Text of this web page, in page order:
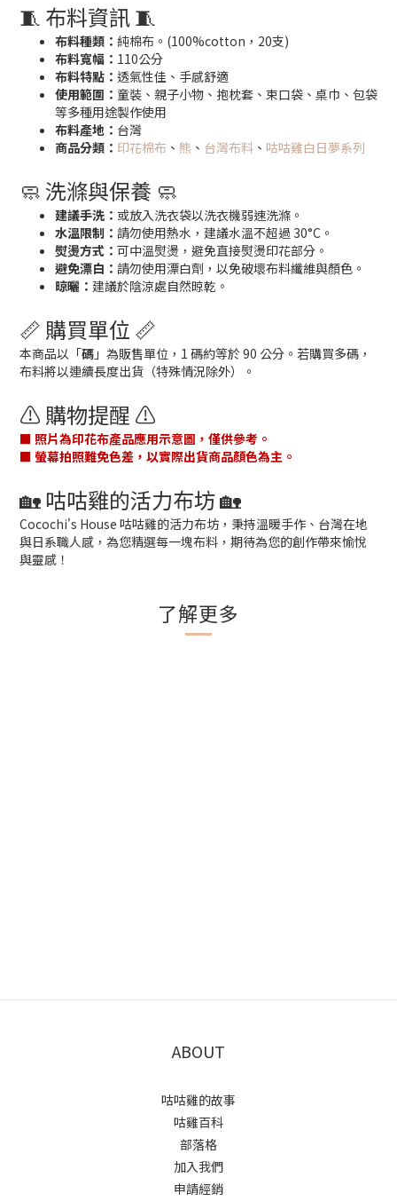
🧵 布料資訊 🧵
布料種類： 純棉布。(100%cotton，20支)
布料寬幅： 110公分
布料特點： 透氣性佳、手感舒適
使用範圍： 童裝、親子小物、抱枕套、束口袋、桌巾、包袋
等多種用途製作使用
布料產地： 台灣
商品分類： 印花棉布 、 熊 、 台灣布料 、 咕咕雞白日夢系列
🧼 洗滌與保養 🧼
建議手洗： 或放入洗衣袋以洗衣機弱速洗滌。
水溫限制： 請勿使用熱水，建議水溫不超過 30°C。
熨燙方式： 可中溫熨燙，避免直接熨燙印花部分。
避免漂白： 請勿使用漂白劑，以免破壞布料纖維與顏色。
晾曬： 建議於陰涼處自然晾乾。
📏 購買單位 📏
本商品以「碼 」為販售單位，1 碼約等於 90 公分。若購買多碼，
布料將以連續長度出貨（特殊情況除外）。
⚠️ 購物提醒 ⚠️
■ 照片為印花布產品應用示意圖，僅供參考。
■ 螢幕拍照難免色差，以實際出貨商品顏色為主。
🏡 咕咕雞的活力布坊 🏡
Cocochi's House 咕咕雞的活力布坊，秉持溫暖手作、台灣在地
與日系職人感，為您精選每一塊布料，期待為您的創作帶來愉悅
與靈感！
了解更多
ABOUT
咕咕雞的故事
咕雞百科
部落格
加入我們
申請經銷